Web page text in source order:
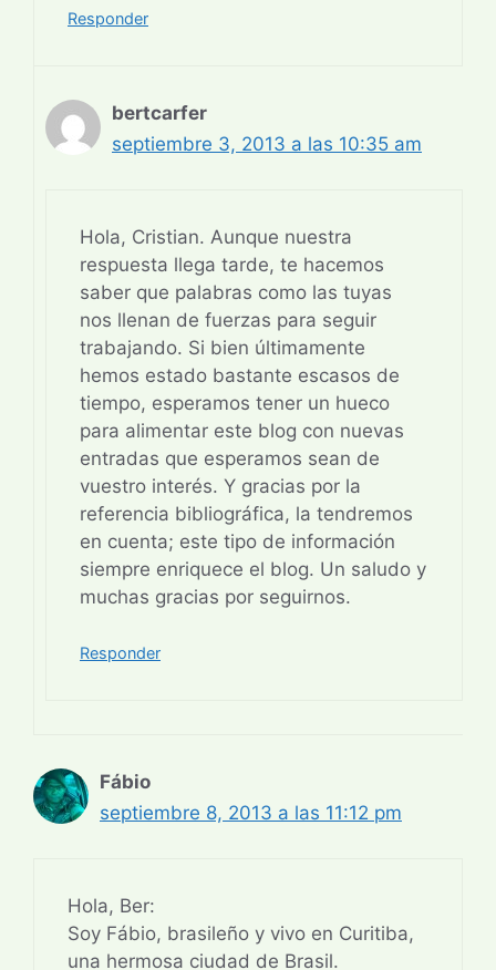
Responder
bertcarfer
septiembre 3, 2013 a las 10:35 am
Hola, Cristian. Aunque nuestra
respuesta llega tarde, te hacemos
saber que palabras como las tuyas
nos llenan de fuerzas para seguir
trabajando. Si bien últimamente
hemos estado bastante escasos de
tiempo, esperamos tener un hueco
para alimentar este blog con nuevas
entradas que esperamos sean de
vuestro interés. Y gracias por la
referencia bibliográfica, la tendremos
en cuenta; este tipo de información
siempre enriquece el blog. Un saludo y
muchas gracias por seguirnos.
Responder
Fábio
septiembre 8, 2013 a las 11:12 pm
Hola, Ber:
Soy Fábio, brasileño y vivo en Curitiba,
una hermosa ciudad de Brasil.